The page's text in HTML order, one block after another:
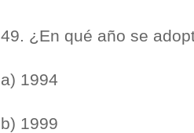
49. ¿En qué año se
a) 1994
b) 1999